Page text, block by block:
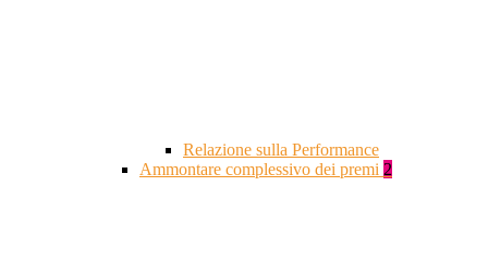
Relazione sulla Performance
Ammontare complessivo dei premi 2